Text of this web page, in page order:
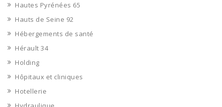
Hautes Pyrénées 65
Hauts de Seine 92
Hébergements de santé
Hérault 34
Holding
Hôpitaux et cliniques
Hotellerie